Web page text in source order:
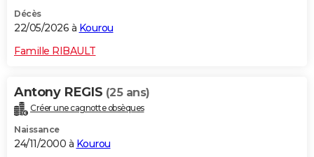
Décès
22/05/2026 à Kourou
Famille RIBAULT
Antony REGIS (25 ans)
Créer une cagnotte obsèques
Naissance
24/11/2000 à Kourou